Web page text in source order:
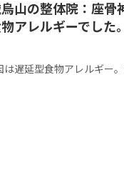
山の整体院：座骨
アレルギーでした。
は遅延型食物アレルギー